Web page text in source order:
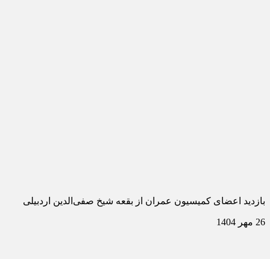
بازدید اعضای کمیسیون عمران از بقعه شیخ صفی‌الدین اردبیلی
26 مهر 1404